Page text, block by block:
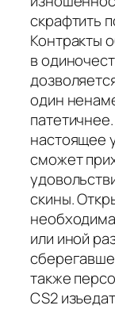
скрафтить
Контракты
в
один
настоящее
сможет
скины.
или иной
также
CS2